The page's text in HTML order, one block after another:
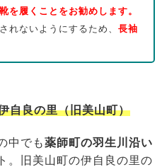
を履くことをお勧めします。
れないようにするため、 長袖
自良の里（旧美山町）
中でも薬師町の羽生川沿い
。旧美山町の伊自良の里の